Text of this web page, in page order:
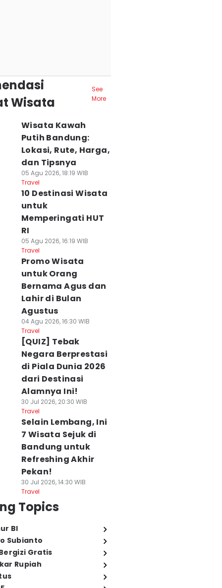
Wisata
See
More
Wisata Kawah
Putih Bandung:
Lokasi, Rute, Harga,
dan Tipsnya
05 Agu 2026, 18:19 WIB
Travel
10 Destinasi Wisata
untuk
Memperingati HUT
RI
05 Agu 2026, 16:19 WIB
Travel
Promo Wisata
untuk Orang
Bernama Agus dan
Lahir di Bulan
Agustus
04 Agu 2026, 16:30 WIB
Travel
[QUIZ] Tebak
Negara Berprestasi
di Piala Dunia 2026
dari Destinasi
Alamnya Ini!
30 Jul 2026, 20:30 WIB
Travel
Selain Lembang, Ini
7 Wisata Sejuk di
Bandung untuk
Refreshing Akhir
Pekan!
30 Jul 2026, 14:30 WIB
Travel
Topics
BI
Subianto
Gratis
Rupiah